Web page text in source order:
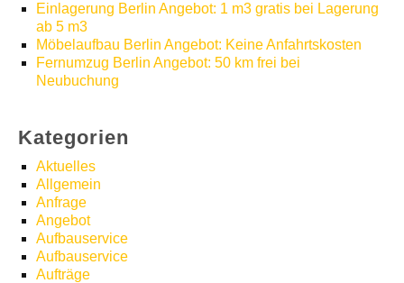
Einlagerung Berlin Angebot: 1 m3 gratis bei Lagerung
ab 5 m3
Möbelaufbau Berlin Angebot: Keine Anfahrtskosten
Fernumzug Berlin Angebot: 50 km frei bei
Neubuchung
Kategorien
Aktuelles
Allgemein
Anfrage
Angebot
Aufbauservice
Aufbauservice
Aufträge